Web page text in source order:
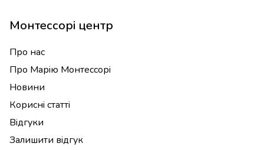
Монтессорі центр
Про нас
Про Марію Монтессорі
Новини
Корисні статті
Відгуки
Залишити відгук